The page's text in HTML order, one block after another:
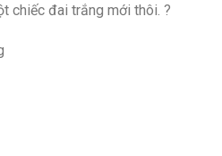
chiếc đai trắng mới thôi. ?